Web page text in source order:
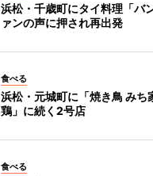
浜松・千歳町にタイ料理「
ァンの声に押され再出発
食べる
浜松・元城町に「焼き鳥 み
鶏」に続く2号店
食べる